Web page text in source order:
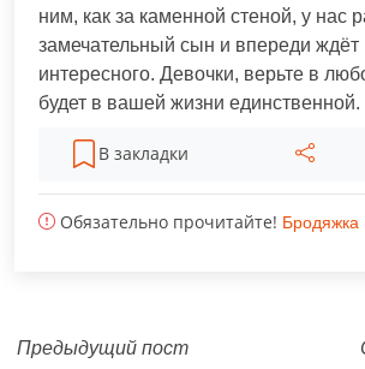
ним, как за каменной стеной, у нас
замечательный сын и впереди ждёт
интересного. Девочки, верьте в
будет в вашей жизни единственной.
В закладки
Обязательно прочитайте! Бродяжка
Предыдущий пост